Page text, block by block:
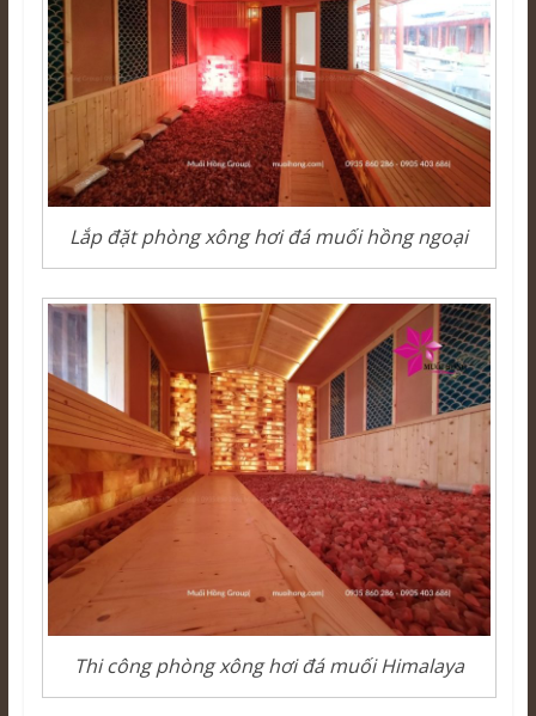
Lắp đặt phòng xông hơi đá muối hồng ngoại
Thi công phòng xông hơi đá muối Himalaya